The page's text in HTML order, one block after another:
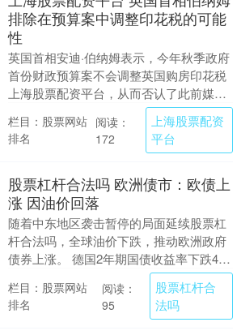
排除在预算案中调整印花税的可能
性
英国首相安迪·伯纳姆表示，今年秋季政府
首份财政预算案不会调整英国购房印花税
上海股票配资平台，从而否认了此前媒体
关于政府正考虑调整该税种的报道。 英国
政府正研究全....
栏目：股票网站
排名
阅读：
172
上海股票配资
平台
股票杠杆合法吗 欧洲债市：欧债上
涨 因油价回落
随着中东地区袭击暂停的局面延续股票杠
杆合法吗，全球油价下跌，推动欧洲政府
债券上涨。 德国2年期国债收益率下跌4个
基点，报2.79%，自上周触及的高点2.91%
进....
栏目：股票网站
排名
阅读：
95
股票杠杆合
法吗